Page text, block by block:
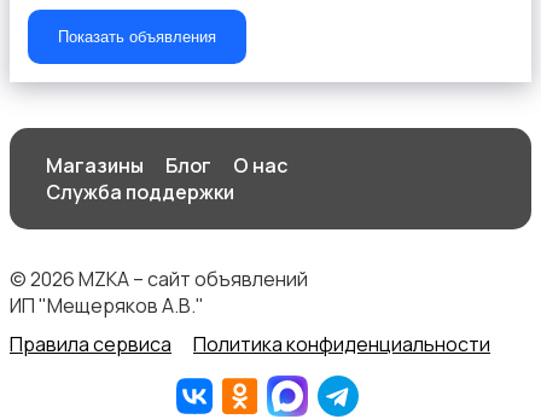
Показать объявления
Магазины Блог
О нас
Служба поддержки
© 2026 MZKA – сайт объявлений
ИП "Мещеряков А.В."
Правила сервиса
Политика конфиденциальности